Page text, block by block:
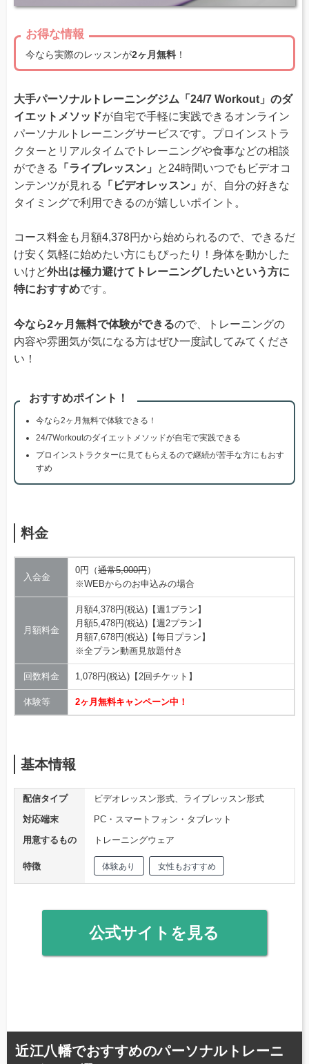
お得な情報
今なら実際のレッスンが2ヶ月無料 ！
大手パーソナルトレーニングジム「24/7 Workout」のダ
イエットメソッドが自宅で手軽に実践できるオンライン
パーソナルトレーニングサービスです。プロインストラ
クターとリアルタイムでトレーニングや食事などの相談
ができる
「ライブレッスン」
と24時間いつでもビデオコ
ンテンツが見れる
「ビデオレッスン」 が、自分の好きな
タイミングで利用できるのが嬉しいポイント。
コース料金も月額4,378円から始められるので、できるだ
け安く気軽に始めたい方にもぴったり！身体を動かした
いけど外出は極力避けてトレーニングしたいという方に
特におすすめです。
今なら2ヶ月無料で体験ができるので、トレーニングの
内容や雰囲気が気になる方はぜひ一度試してみてくださ
い！
おすすめポイント！
今なら2ヶ月無料で体験できる！
24/7Workoutのダイエットメソッドが自宅で実践できる
プロインストラクターに見てもらえるので継続が苦手な方にもおす
すめ
料金
入会金
0円（通常5,000円）
※WEBからのお申込みの場合
月額料金
月額4,378円(税込)【週1プラン】
月額5,478円(税込)【週2プラン】
月額7,678円(税込)【毎日プラン】
※全プラン動画見放題付き
回数料金 1,078円(税込)【2回チケット】
体験等 2ヶ月無料キャンペーン中！
基本情報
配信タイプ
ビデオレッスン形式、ライブレッスン形式
対応端末
PC・スマートフォン・タブレット
用意するもの
トレーニングウェア
特徴 体験あり 女性もおすすめ
公式サイトを見る
近江八幡でおすすめのパーソナルトレーニ